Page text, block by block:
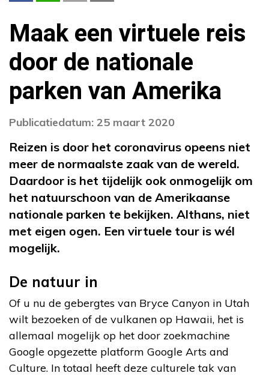
Maak een virtuele reis
door de nationale
parken van Amerika
Publicatiedatum: 25 maart 2020
Reizen is door het coronavirus opeens niet
meer de normaalste zaak van de wereld.
Daardoor is het tijdelijk ook onmogelijk om
het natuurschoon van de Amerikaanse
nationale parken te bekijken. Althans, niet
met eigen ogen. Een virtuele tour is wél
mogelijk.
De natuur in
Of u nu de gebergtes van Bryce Canyon in Utah
wilt bezoeken of de vulkanen op Hawaii, het is
allemaal mogelijk op het door zoekmachine
Google opgezette platform Google Arts and
Culture. In totaal heeft deze culturele tak van